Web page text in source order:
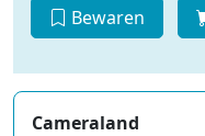
Bewaren
Cameraland